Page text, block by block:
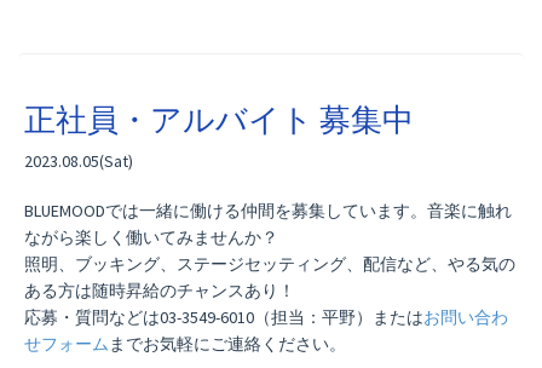
正社員・アルバイト 募集中
2023.08.05(Sat)
BLUEMOODでは一緒に働ける仲間を募集しています。音楽に触れ
ながら楽しく働いてみませんか？
照明、ブッキング、ステージセッティング、配信など、やる気の
ある方は随時昇給のチャンスあり！
応募・質問などは03-3549-6010（担当：平野）またはお問い合わ
せフォームまでお気軽にご連絡ください。